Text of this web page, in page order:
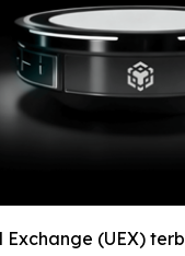
Exchange (UEX)